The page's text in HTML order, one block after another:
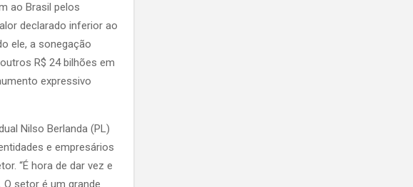
ao Brasil pelos
declarado inferior ao
ele, a sonegação
R$ 24 bilhões em
expressivo
Nilso Berlanda (PL)
e empresários
“É hora de dar vez e